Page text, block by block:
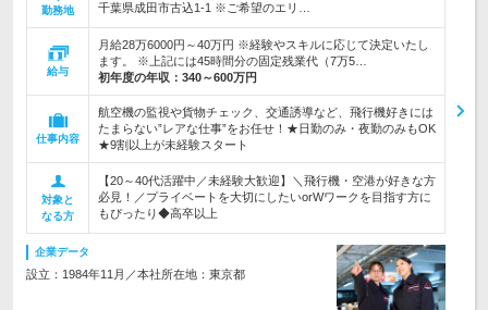
勤務地
千葉県成田市古込1-1 ※ご希望のエリ…
給与
月給28万6000円～40万円 ※経験やスキルに応じて決定いたし
ます。 ※上記には45時間分の固定残業代（7万5…
初年度の年収： 340～600万円
仕事内容
航空機の監視や貨物チェック、交通誘導など、飛行機好きには
たまらない”レアな仕事”をお任せ！★日勤のみ・夜勤のみもOK
★9割以上が未経験スタート
対象と
なる方
【20～40代活躍中／未経験大歓迎】＼飛行機・空港が好きな方
必見！／プライベートを大切にしたいorWワークを目指す方に
もぴったり◆高卒以上
企業データ
設立：1984年11月／本社所在地：東京都